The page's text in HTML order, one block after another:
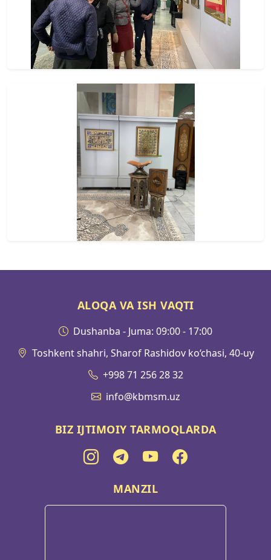
ALOQA VA ISH VAQTI
Dushanba - Juma: 09:00 - 17:00
Toshkent shahri, Sharof Rashidov ko‘chasi, 40-uy
+998 71 256 28 32
info@kbmsm.uz
BIZ IJTIMOIY TARMOQLARDA
MANZIL